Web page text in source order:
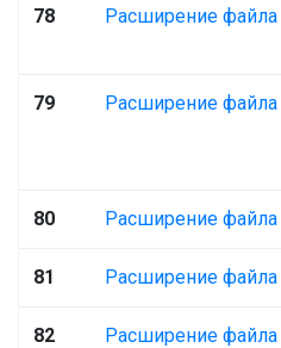
78 Расширение файла
79 Расширение файла
80 Расширение файла
81 Расширение файла
82 Расширение файла